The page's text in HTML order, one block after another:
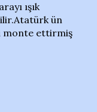
ışık
ün
monte ettirmiş